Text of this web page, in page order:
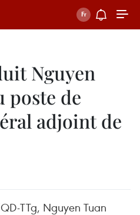
Nguyen
poste de
adjoint de
TTg, Nguyen Tuan